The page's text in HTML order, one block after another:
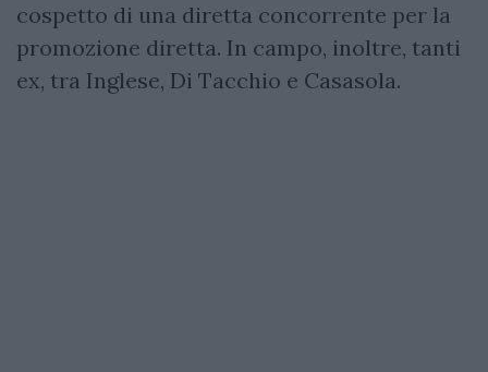
cospetto di una diretta concorrente per la
promozione diretta. In campo, inoltre, tanti
ex, tra Inglese, Di Tacchio e Casasola.